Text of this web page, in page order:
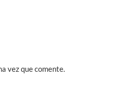
vez que comente.